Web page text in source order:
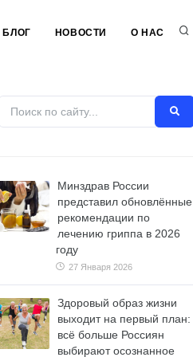
БЛОГ НОВОСТИ О НАС
Минздрав России
представил обновлённые
рекомендации по
лечению гриппа в 2026
году
27 Января 2026
Здоровый образ жизни
выходит на первый план:
всё больше Россиян
выбирают осознанное